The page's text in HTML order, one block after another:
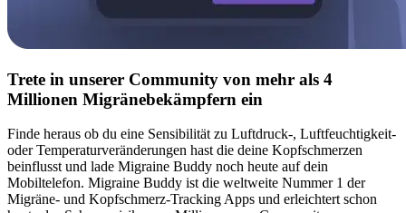
Trete in unserer Community von mehr als 4
Millionen Migränebekämpfern ein
Finde heraus ob du eine Sensibilität zu Luftdruck-, Luftfeuchtigkeit-
oder Temperaturveränderungen hast die deine Kopfschmerzen
beinflusst und lade Migraine Buddy noch heute auf dein
Mobiltelefon. Migraine Buddy ist die weltweite Nummer 1 der
Migräne- und Kopfschmerz-Tracking Apps und erleichtert schon